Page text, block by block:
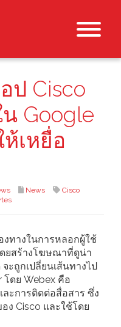
ป Cisco
Google
เหยื่อ
News
Cisco
งทางในการหลอกผู้ใช้
ยสร้างโฆษณาที่ดูน่า
ะถูกเปลี่ยนเส้นทางไป
โดย Webex คือ
ะการติดต่อสื่อสาร ซึ่ง
Cisco และใช้โดย